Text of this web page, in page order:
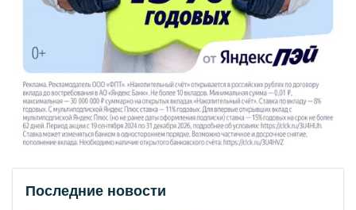
Последние новости